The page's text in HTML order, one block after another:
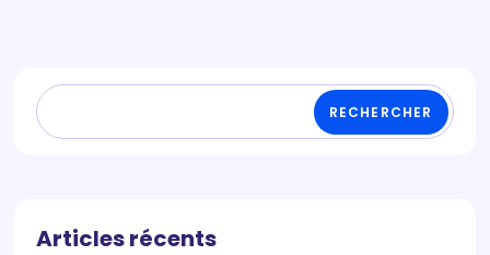
RECHERCHER
Articles récents